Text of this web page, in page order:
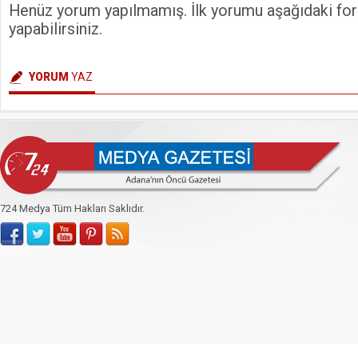
Henüz yorum yapılmamış. İlk yorumu aşağıdaki
yapabilirsiniz.
YORUM YAZ
724 Medya Tüm Hakları Saklıdır.